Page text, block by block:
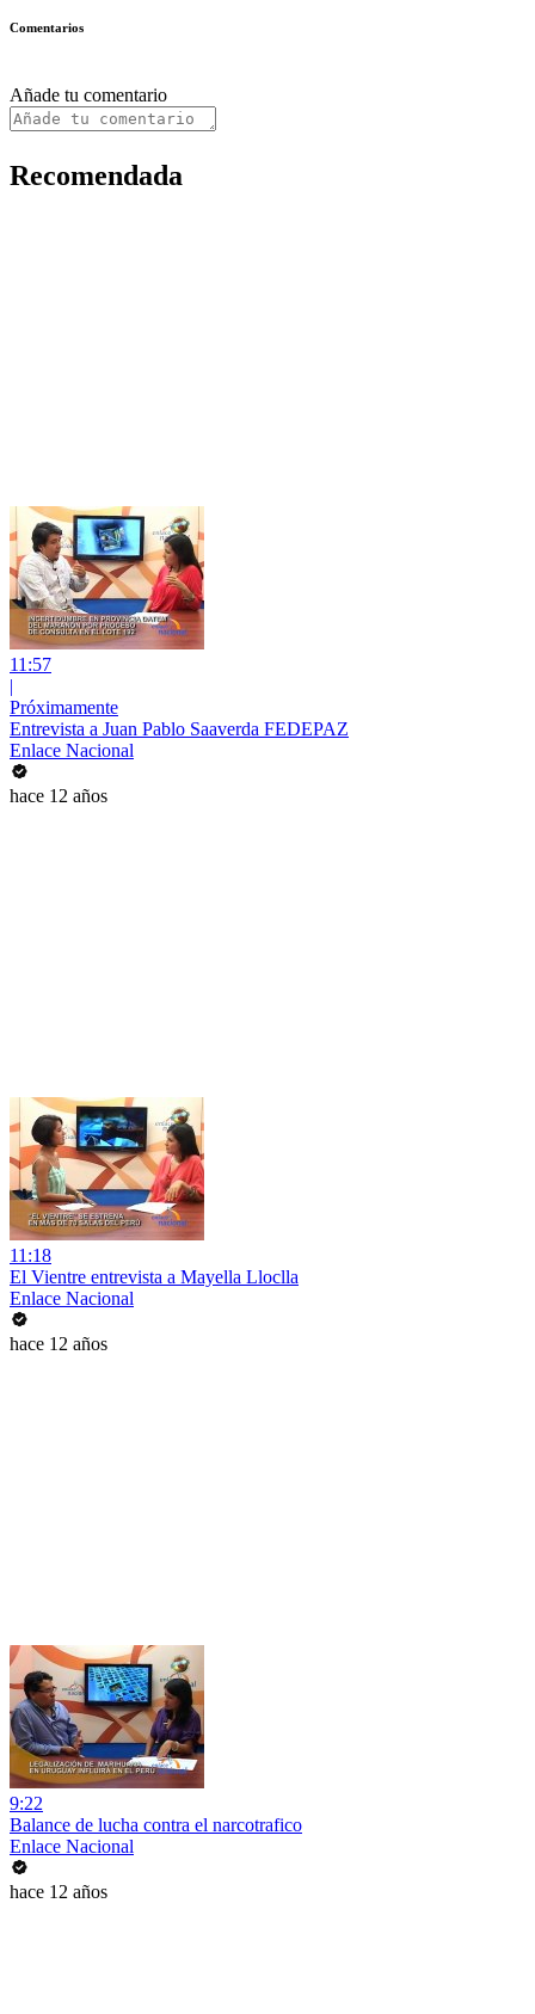
Comentarios
Añade tu comentario
Recomendada
11:57
|
Próximamente
Entrevista a Juan Pablo Saaverda FEDEPAZ
Enlace Nacional
hace 12 años
11:18
El Vientre entrevista a Mayella Lloclla
Enlace Nacional
hace 12 años
9:22
Balance de lucha contra el narcotrafico
Enlace Nacional
hace 12 años